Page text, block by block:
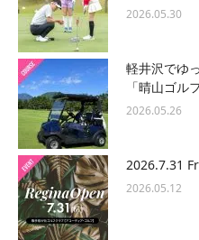
2026.05.30
軽井沢でゆ
「晴山ゴル
2026.05.26
2026.7.31
2026.05.12